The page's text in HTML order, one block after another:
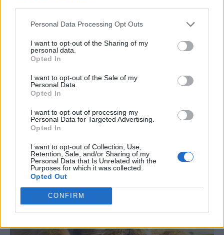
Personal Data Processing Opt Outs
I want to opt-out of the Sharing of my
personal data.
Opted In
I want to opt-out of the Sale of my
Personal Data.
Opted In
I want to opt-out of processing my
Personal Data for Targeted Advertising.
Opted In
I want to opt-out of Collection, Use,
Retention, Sale, and/or Sharing of my
Personal Data that Is Unrelated with the
Purposes for which it was collected.
Opted Out
CONFIRM
αν θέλετε, σ’ αυτόν τον μεγάλο σύλλογο».
Παναθηναϊκός